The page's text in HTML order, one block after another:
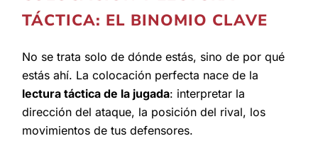
TÁCTICA: EL BINOMIO CLAVE
No se trata solo de dónde estás, sino de por qué
estás ahí. La colocación perfecta nace de la
lectura táctica de la jugada: interpretar la
dirección del ataque, la posición del rival, los
movimientos de tus defensores.